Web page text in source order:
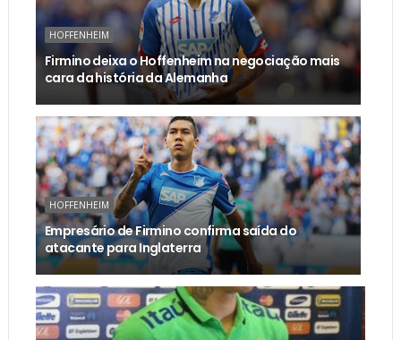
HOFFENHEIM
Firmino deixa o Hoffenheim na negociação mais
cara da história da Alemanha
HOFFENHEIM
Empresário de Firmino confirma saída do
atacante para Inglaterra